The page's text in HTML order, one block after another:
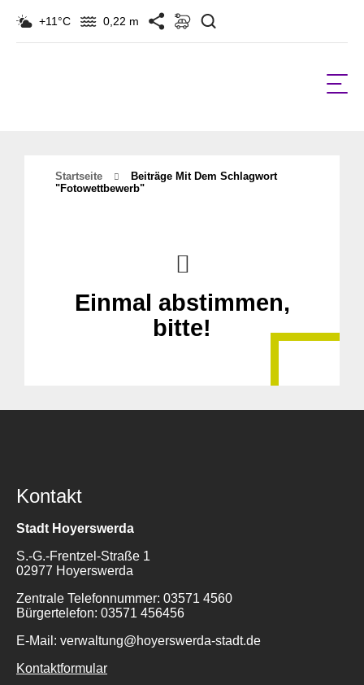
+11°C 0,22 m
Startseite
Beiträge Mit Dem Schlagwort
"Fotowettbewerb"
Einmal abstimmen,
bitte!
Kontakt
Stadt Hoyerswerda
S.-G.-Frentzel-Straße 1
02977 Hoyerswerda
Zentrale Telefonnummer: 03571 4560
Bürgertelefon: 03571 456456
E-Mail: verwaltung@hoyerswerda-stadt.de
Kontaktformular